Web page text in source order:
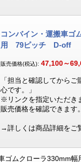
コンバイン・運搬車ゴ
用 79ピッチ D-off
販売価格(税込): 47,100～
「担当と確認してから
心です。」
※リンクを指定いただき
販売価格を確認できます。
→詳しくは商品詳細をご